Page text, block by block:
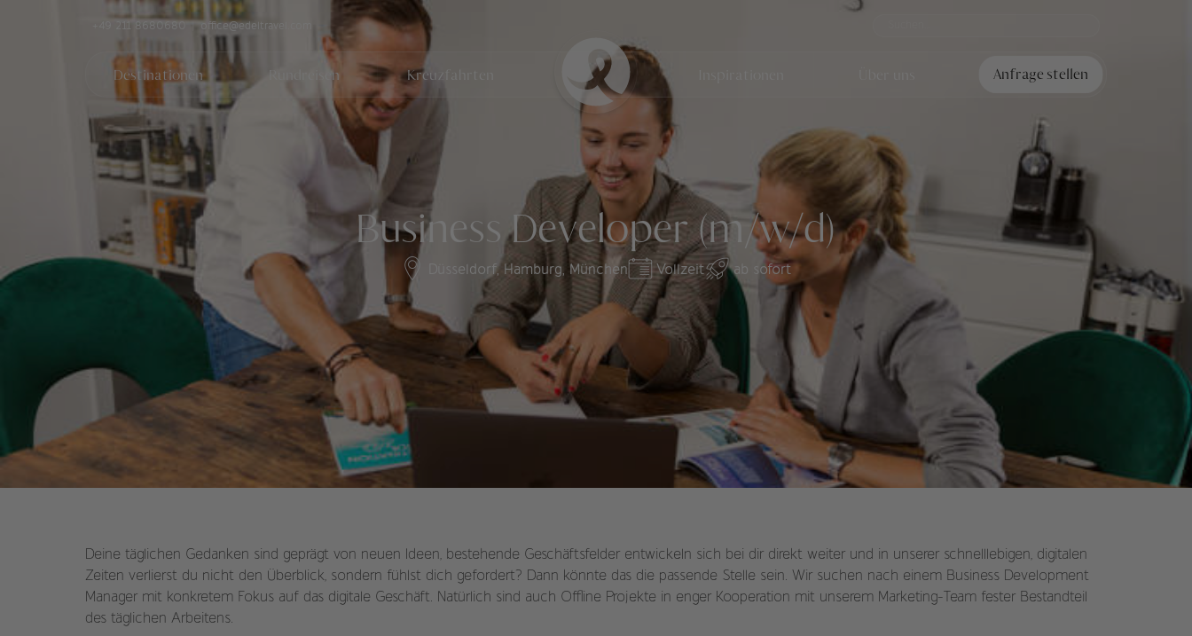
+49 211 8680680 office@edeltravel.com
Destinationen Rundreisen Kreuzfahrten Anfrage stellen
Business Developer (m/w/d)
Düsseldorf, Hamburg, München Vollzeit ab sofort
Deine täglichen Gedanken sind geprägt von neuen Ideen, bestehende Geschäftsfelder entwickeln sich bei dir direkt weiter und in unserer schnelllebigen, digitalen
Zeiten verlierst du nicht den Überblick, sondern fühlst dich gefordert? Dann könnte das die passende Stelle sein. Wir suchen nach einem Business Development
Manager mit konkretem Fokus auf das digitale Geschäft. Natürlich sind auch Offline Projekte in enger Kooperation mit unserem Marketing-Team fester Bestandteil
des täglichen Arbeitens.